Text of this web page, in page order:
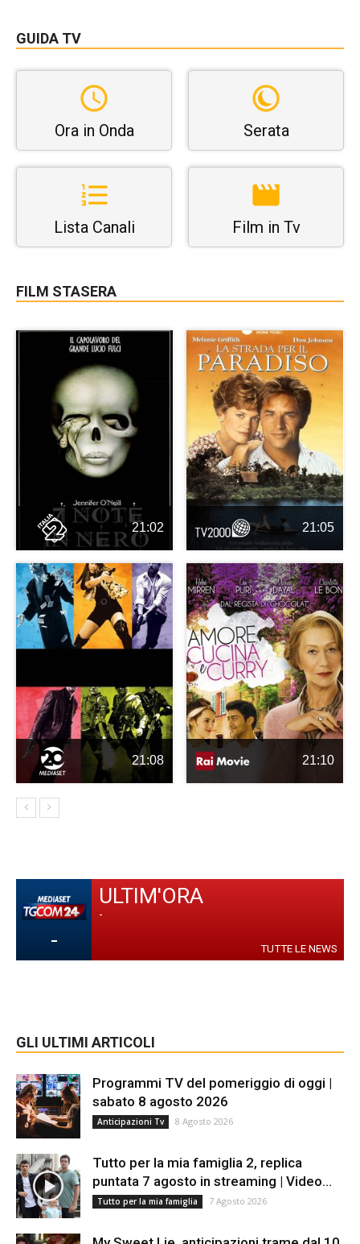
GUIDA TV
Ora in Onda Serata
Lista Canali Film in Tv
FILM STASERA
21:02 21:05
21:08 21:10
-
ULTIM'ORA
-
TUTTE LE NEWS
GLI ULTIMI ARTICOLI
Programmi TV del pomeriggio di oggi |
sabato 8 agosto 2026
Anticipazioni Tv 8 Agosto 2026
Tutto per la mia famiglia 2, replica
puntata 7 agosto in streaming | Video...
Tutto per la mia famiglia 7 Agosto 2026